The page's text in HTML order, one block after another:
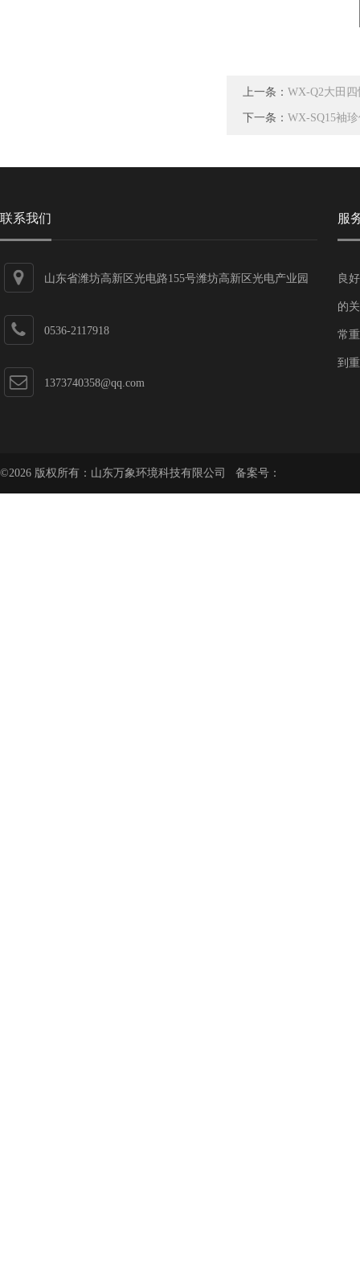
上一条： WX-Q2大田
下一条： WX-SQ15袖
联系我们
山东省潍坊高新区光电路155号潍坊高新区光电产业园
0536-2117918
1373740358@qq.com
服
良
的
常
到
©2026 版权所有：山东万象环境科技有限公司 备案号：